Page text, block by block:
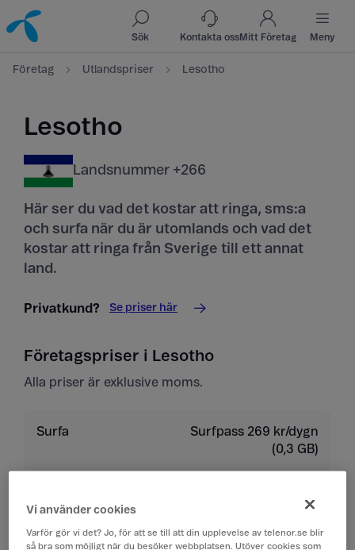
Till innehåll
Till sök
Sök Kontakta ossMitt Företag Meny
Företag Utlandspriser Lesotho
Lesotho
Landsnummer +266
Här ser du vad det kostar att ringa, sms:a
och surfa när du är utomlands och vad det
kostar att ringa från Sverige till ett annat
land.
Privatkund? Se priser här
Företagspriser i Lesotho
Alla priser är exklusive moms.
Surfa
Surfpass 269 kr/dygn
(0,3 GB)
Ta emot samtal 19 kr/min
Vi använder cookies
Varför gör vi det? Jo, för att se till att din upplevelse av telenor.se blir
så bra som möjligt när du besöker webbplatsen. Utöver cookies som